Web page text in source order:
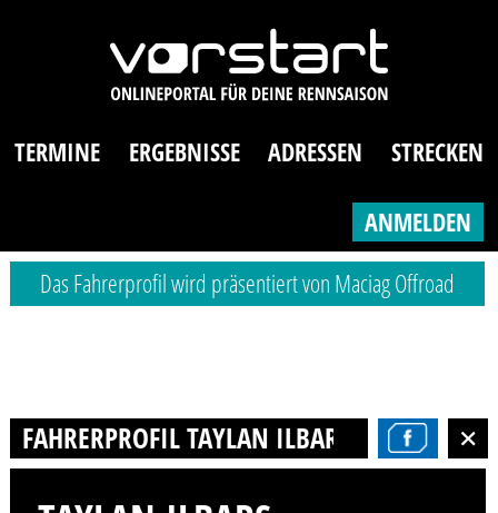
TERMINE ERGEBNISSE ADRESSEN STRECKEN
ANMELDEN
Das Fahrerprofil wird präsentiert von Maciag Offroad
FAHRERPROFIL TAYLAN ILBARS